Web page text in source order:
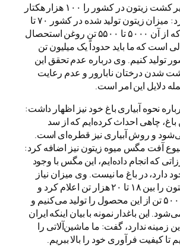
کشاورز، سطح زیر کشت زیتون در کشور را ۱۰۰ هزار هکتار
عنوان و اضافه کرد: میزان زیتون تولید شده در کشور ۷۰ تا
۸۰ هزار تن است که از آن ۵۰۰۰ تا ۵۵۰۰ تن روغن استحصال
است که ما باید حدوداً یک میلیون تن
تولید کنیم. وی درباره عدم تحقق این
شدن درختان نابارور و عدم رعایت
دلایل این امر است.
نحوه آبیاری باغ خود نیز اظهار داشت:
باغ، چاهی احداث کرده‌ایم که از سد
و روش آبیاری نیز قطره‌ای است.
آفت مگس میوه زیتون نیز اضافه کرد:
که انجام داده‌ایم، این مگس با وجود
دارد، در باغ ما نیست. وی میزان نیاز
کشور به روغن زیتون را بین ۱۸ تا ۲۰ هزار تن اعلام کرد و
افزود: ما حدوداً ۵۰۰۰ تن از این محصول را تولید می‌کنیم و
این باغدار نمونه با بیان اینکه ایران
زمینه ندارد، گفت: ما ماشین‌آلاتی را
تا کیفیت فرآوری خود را بالا ببریم.